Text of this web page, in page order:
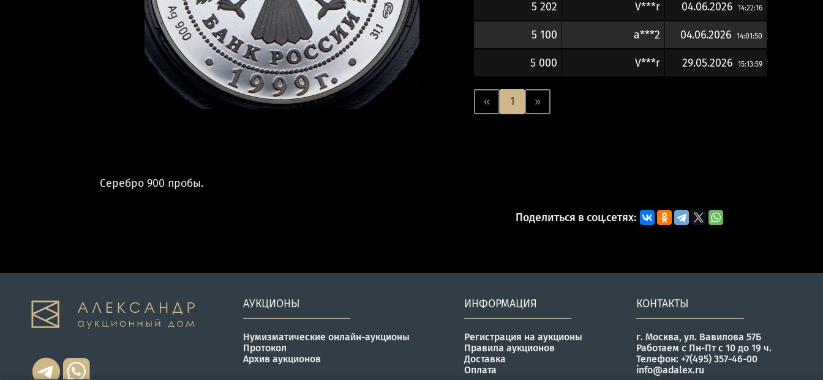
5 202 V***r 04.06.2026 14:22:16
5 100 a***2 04.06.2026 14:01:50
5 000 V***r 29.05.2026 15:13:59
« 1 »
Серебро 900 пробы.
Поделиться в соц.сетях:
АУКЦИОНЫ
Нумизматические онлайн-аукционы
Протокол
Архив аукционов
ИНФОРМАЦИЯ
Регистрация на аукционы
Правила аукционов
Доставка
Оплата
КОНТАКТЫ
г. Москва, ул. Вавилова 57Б
Работаем с Пн-Пт с 10 до 19 ч.
Телефон: +7(495) 357-46-00
info@adalex.ru